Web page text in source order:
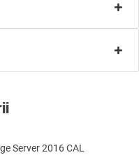
Server 2016 CAL